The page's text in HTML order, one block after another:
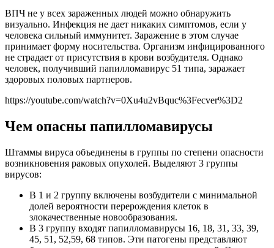
ВПЧ не у всех зараженных людей можно обнаружить
визуально. Инфекция не дает никаких симптомов, если у
человека сильный иммунитет. Заражение в этом случае
принимает форму носительства. Организм инфицированного
не страдает от присутствия в крови возбудителя. Однако
человек, получивший папилломавирус 51 типа, заражает
здоровых половых партнеров.
https://youtube.com/watch?v=0Xu4u2vBquc%3Fecver%3D2
Чем опасны папилломавирусы
Штаммы вируса объединены в группы по степени опасности
возникновения раковых опухолей. Выделяют 3 группы
вирусов:
В 1 и 2 группу включены возбудители с минимальной
долей вероятности перерождения клеток в
злокачественные новообразования.
В 3 группу входят папилломавирусы 16, 18, 31, 33, 39,
45, 51, 52,59, 68 типов. Эти патогены представляют